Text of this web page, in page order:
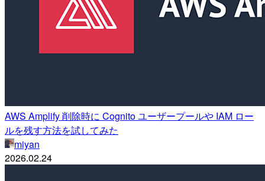
AWS Amplify 削除時に Cognito ユーザープールや IAM ロー
ルを残す方法を試してみた
miyan
2026.02.24